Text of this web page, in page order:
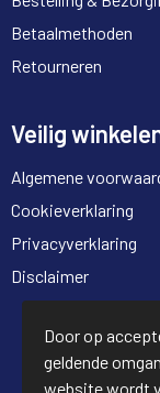
Betaalmethoden
Retourneren
Veilig
Algemene
Cookieverklaring
Privacyverklaring
Disclaimer
©
Door op
geldende
website wordt